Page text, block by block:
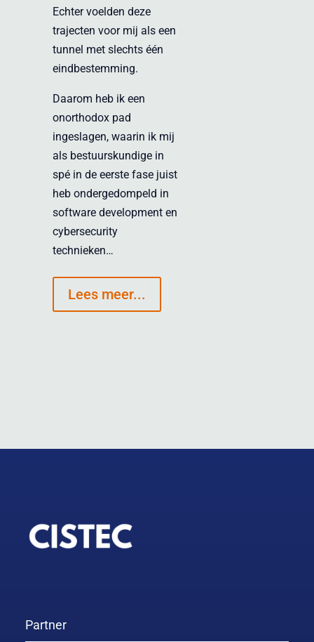
Echter voelden deze
trajecten voor mij als een
tunnel met slechts één
eindbestemming.
Daarom heb ik een
onorthodox pad
ingeslagen, waarin ik mij
als bestuurskundige in
spé in de eerste fase juist
heb ondergedompeld in
software development en
cybersecurity
technieken…
Lees meer...
Partner